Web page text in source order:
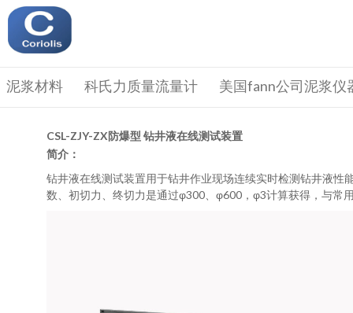
泥浆材料 科氏力质量流量计 美国fann公司泥浆仪
CSL-ZJY-ZX防爆型 钻井液在线测试装置
简介：
钻井液在线测试装置用于钻井作业现场连续实时检测钻井液
数、初切力、终切力是通过φ300、φ600，φ3计算获得，与常